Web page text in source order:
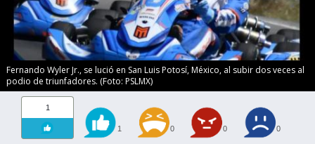
Fernando Wyler Jr., se lució en San Luis Potosí, México, al subir dos veces al
podio de triunfadores. (Foto: PSLMX)
1
1 0 0 0